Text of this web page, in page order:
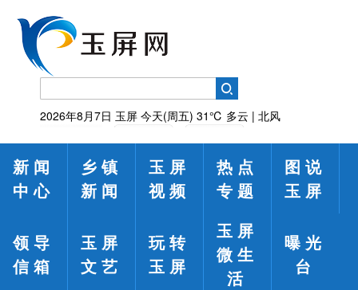
2026年8月7日 玉屏 今天(周五) 31℃ 多云 | 北风
新闻
中心
乡镇
新闻
玉屏
视频
热点
专题
图说
玉屏
领导
信箱
玉屏
文艺
玩转
玉屏
玉屏
微生
活
曝光
台